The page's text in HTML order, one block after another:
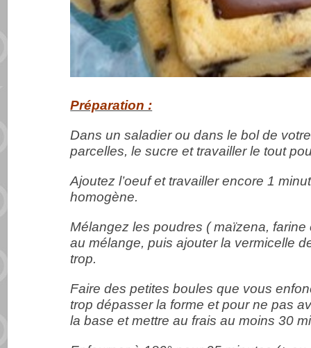
Préparation :
Dans un saladier ou dans le bol de
parcelles, le sucre et travailler le tout
Ajoutez l’oeuf et travailler encore 1
homogène.
Mélangez les poudres ( maïzena,
au mélange, puis ajouter la vermicelle
trop.
Faire des petites boules que vous
trop dépasser la forme et pour ne pas
la base et mettre au frais au moins 30